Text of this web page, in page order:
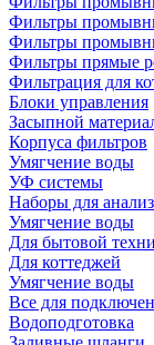
Фильтры
Фильтры
Фильтры прямые
Фильтрация для
Блоки управления
Засыпной
Корпуса фильтров
Умягчение воды
УФ системы
Наборы для
Умягчение воды
Для бытовой
Для коттеджей
Умягчение воды
Все для
Водоподготовка